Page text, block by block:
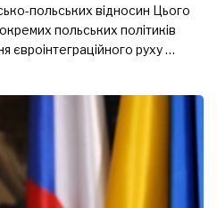
польських відносин Цього
польських політиків
руху …